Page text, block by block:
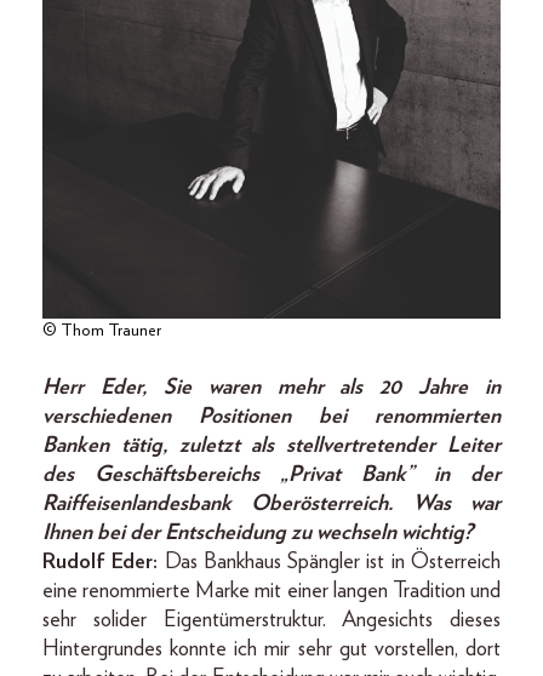
© Thom Trauner
Herr Eder, Sie waren mehr als 20 Jahre in
verschiedenen Positionen bei renommierten
Banken tätig, zuletzt als stellvertretender Leiter
des Geschäftsbereichs „Privat Bank” in der
Raiffeisenlandesbank Oberösterreich. Was war
Ihnen bei der Entscheidung zu wechseln wichtig?
Rudolf Eder: Das Bankhaus Spängler ist in Österreich
eine renommierte Marke mit einer langen Tradition und
sehr solider Eigentümerstruktur. Angesichts dieses
Hintergrundes konnte ich mir sehr gut vorstellen, dort